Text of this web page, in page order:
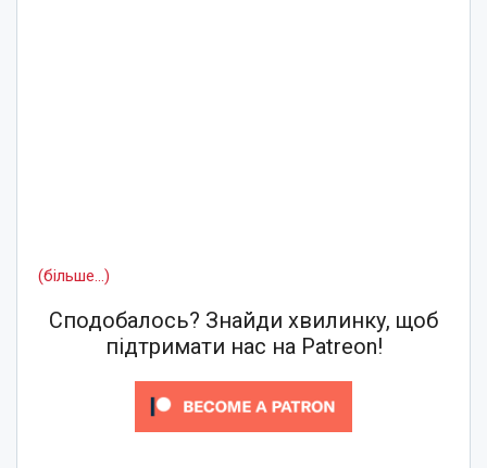
(більше…)
Сподобалось? Знайди хвилинку, щоб
підтримати нас на Patreon!